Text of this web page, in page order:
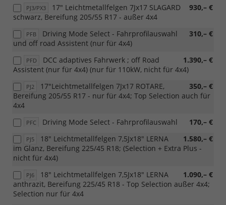
PJ3/PX3 930,– €
17" Leichtmetallfelgen 7Jx17 SLAGARD
schwarz, Bereifung 205/55 R17 - außer 4x4
PFB 310,– €
Driving Mode Select - Fahrprofilauswahl
und off road Assistent (nur für 4x4)
PFD 1.390,– €
DCC adaptives Fahrwerk ; off Road
Assistent (nur für 4x4) (nur für 110kW, nicht für 4x4)
PJ2 350,– €
17"Leichtmetallfelgen 7Jx17 ROTARE,
Bereifung 205/55 R17 - nur für 4x4; Top Selection auch für
4x4
PFC 170,– €
Driving Mode Select - Fahrprofilauswahl
PJ5 1.580,– €
18" Leichtmetallfelgen 7,5Jx18" LERNA
im Glanz, Bereifung 225/45 R18; (Selection + Extra Plus -
nicht für 4x4)
PJ6 1.090,– €
18" Leichtmetallfelgen 7,5Jx18" LERNA
anthrazit, Bereifung 225/45 R18 - Top Selection außer 4x4;
Selection nur für 4x4